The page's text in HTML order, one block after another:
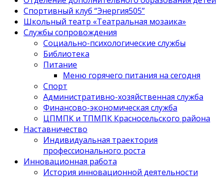
Спортивный клуб “Энергия505”
Школьный театр «Театральная мозаика»
Службы сопровождения
Социально-психологические службы
Библиотека
Питание
Меню горячего питания на сегодня
Спорт
Административно-хозяйственная служба
Финансово-экономическая служба
ЦПМПК и ТПМПК Красносельского района
Наставничество
Индивидуальная траектория
профессионального роста
Инновационная работа
История инновационной деятельности